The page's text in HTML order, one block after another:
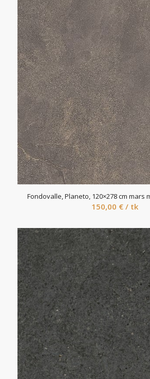
Fondovalle, Planeto, 120×278 cm mars
150,00 € / tk